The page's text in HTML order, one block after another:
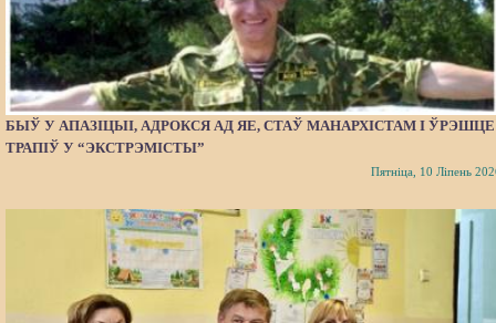
БЫЎ У АПАЗІЦЫІ, АДРОКСЯ АД ЯЕ, СТАЎ МАНАРХІСТАМ І ЎРЭШЦЕ
ТРАПІЎ У “ЭКСТРЭМІСТЫ”
Пятніца, 10 Ліпень